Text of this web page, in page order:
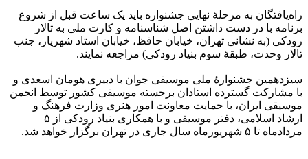
راه‌یافتگان به مرحلۀ نهایی جشنواره باید یک ساعت قبل از شروع
برنامه با در دست داشتن اصل شناسنامه و کارت ملی به تالار
رودکی (به نشانی تهران، خیابان حافظ، خیابان استاد شهریار، جنب
تالار وحدت، طبقۀ سوم بنیاد رودکی) مراجعه نمایند.
سیزدهمین جشنوارۀ ملی موسیقی جوان با دبیری هومان اسعدی و
با مشارکت گسترده استادان برجسته موسیقی کشور توسط انجمن
موسیقی ایران، با حمایت معاونت امور هنری وزارت فرهنگ و
ارشاد اسلامی، دفتر موسیقی و با همکاری بنیاد رودکی از ۵
مردادماه تا ۵ شهریورماه سال جاری در تهران برگزار خواهد شد.